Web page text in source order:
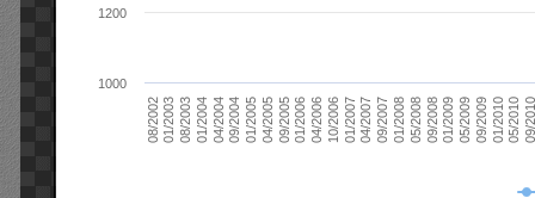
08/200201/200308/200301/200404/200409/200401/200504/200509/200501/200604/200610/200601/200704/200709/200701/200805/200809/200801/200905/200909/200901/201005/201009/
1000
1200